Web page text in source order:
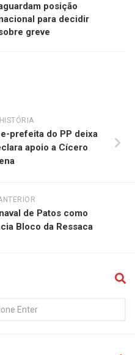
posição
para decidir
greve
prefeita do PP deixa
apoio a Cícero
de Patos como
Bloco da Ressaca